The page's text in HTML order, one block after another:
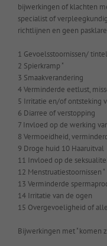
bijwerkingen of klachten
specialist of
richtlijnen en geen
1 Gevoelsstoornissen/
2 Spierkramp ̽
3 Smaakverandering
4 Verminderde eetlust,
5 Irritatie en/of ontsteking
6 Diarree of verstopping
7 Invloed op de werking
8 Vermoeidheid,
9 Droge huid 10 Haaruitval
11 Invloed op de
12 Menstruatiestoornissen ̽
13 Verminderde
14 Irritatie van de ogen
15 Overgevoeligheid of
Bijwerkingen met ̽ komen